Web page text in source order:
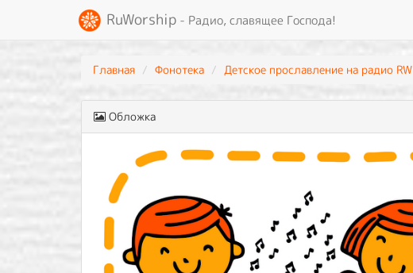
RuWorship - Радио, славящее Господа!
Главная Фонотека Детское прославление на радио RW
Обложка